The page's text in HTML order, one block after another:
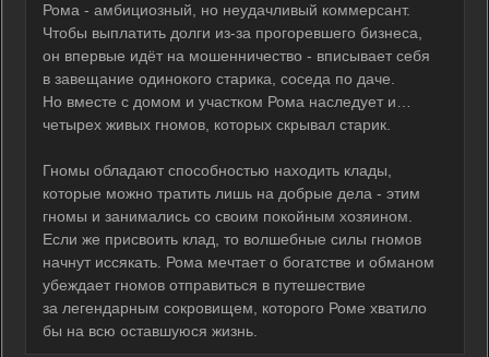
Рома - амбициозный, но неудачливый коммерсант.
Чтобы выплатить долги из-за прогоревшего бизнеса,
он впервые идёт на мошенничество - вписывает себя
в завещание одинокого старика, соседа по даче.
Но вместе с домом и участком Рома наследует и…
четырех живых гномов, которых скрывал старик.
Гномы обладают способностью находить клады,
которые можно тратить лишь на добрые дела - этим
гномы и занимались со своим покойным хозяином.
Если же присвоить клад, то волшебные силы гномов
начнут иссякать. Рома мечтает о богатстве и обманом
убеждает гномов отправиться в путешествие
за легендарным сокровищем, которого Роме хватило
бы на всю оставшуюся жизнь.